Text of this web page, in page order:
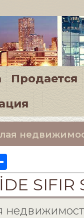
Продается
Share
SIFIR